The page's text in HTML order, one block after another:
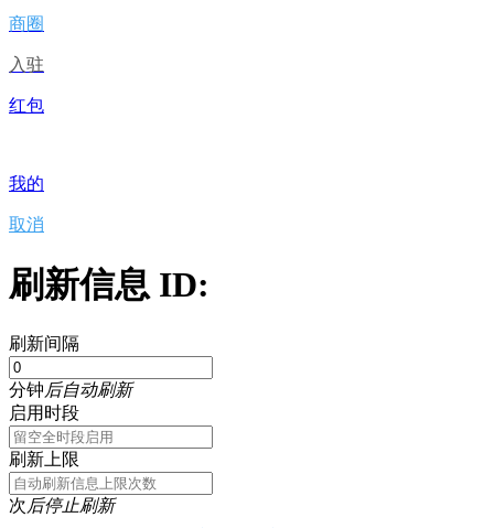
商圈
入驻
红包
我的
取消
刷新信息 ID:
刷新间隔
分钟后自动刷新
启用时段
刷新上限
次后停止刷新